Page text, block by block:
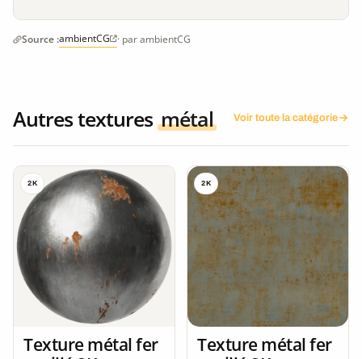
Source :ambientCG · par ambientCG
Autres textures métal Voir toute la catégorie
2K
Texture métal fer
2K
Texture métal fer